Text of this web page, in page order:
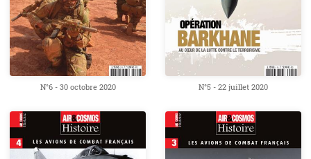
N°6 - 30 octobre 2020 N°5 - 22 juillet 2020